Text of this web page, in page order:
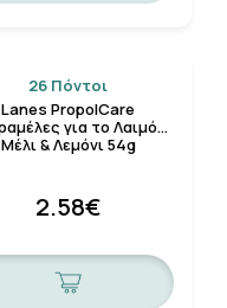
26 Πόντοι
Lanes PropolCare
για το Λαιμό
Μέλι & Λεμόνι 54g
2.58€